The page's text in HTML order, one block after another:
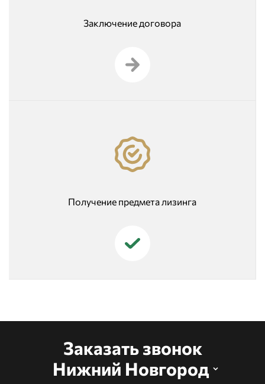
Заключение договора
Получение предмета лизинга
Заказать звонок
Нижний Новгород